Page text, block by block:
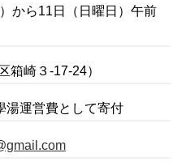
から11日（日曜日）午前
箱崎３-17-24）
運営費として寄付